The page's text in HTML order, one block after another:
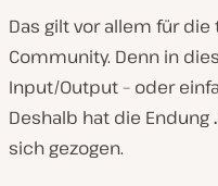
Das gilt vor allem für
Community. Denn in
Input/Output – oder
Deshalb hat die Endung
sich gezogen.